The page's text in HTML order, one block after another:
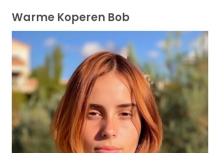
Warme Koperen Bob